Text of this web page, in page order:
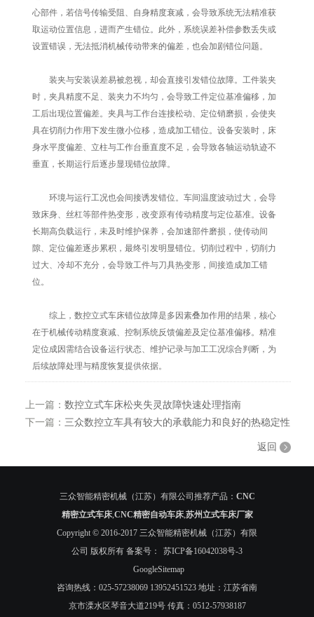
心部件，若信号传输受阻、自身精度衰减，会导致系统无法精准获
取运动位置信息，进而产生错位。此外，系统误差补偿参数丢失或
设置错误，无法抵消机械传动带来的偏差，也会加剧错位问题。
装夹与安装误差易被忽视，却会直接引发错位故障。工件装夹
时，夹具精度不足、装夹力不均匀，会导致工件定位基准偏移，加
工后出现位置偏差。夹具与工作台连接松动、定位销磨损，会使夹
具在切削力作用下发生微小位移，造成加工错位。设备安装时，床
身水平度偏差、立柱与工作台垂直度不足，会导致各轴运动轨迹不
垂直，长期运行后逐步显现错位故障。
环境与运行工况也会间接诱发错位。车间温度波动过大，会导
致床身、丝杠等部件热变形，改变原有传动精度与定位基准。设备
长期高负载运行，未及时维护保养，会加速部件磨损，使传动间
隙、定位偏差逐步累积，最终引发明显错位。切削过程中，切削力
过大、冷却不充分，会导致工件与刀具热变形，间接造成加工错
位。
综上，数控立式车床错位故障是多因素叠加作用的结果，核心
在于机械传动精度衰减、控制系统反馈偏差及定位基准偏移。精准
定位成因需结合设备运行状态、维护记录与加工工况综合判断，为
后续故障处理与精度恢复提供依据。
上一篇： 数控立式车床松夹失灵故障快速处理指南
下一篇： 三众数控立车具有较大的承载能力和良好的热稳定性
返回
三众智能精密机械（江苏）有限公司推荐产品： CNC
精密立式车床,CNC精密自动车床,苏州立式车床厂家
Copyright © 2016-2017 三众智能精密机械（江苏）有限
公司 版权所有 备案号：
苏ICP备16042038号-3
GoogleSitemap
咨询热线：025-57238069 13952451523 地址：江苏省南
京市溧水区琴音大道219号 传真：0512-57938187